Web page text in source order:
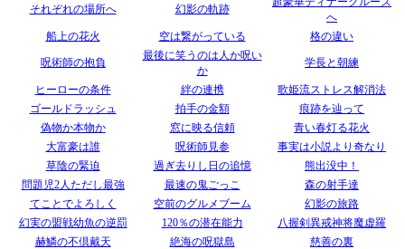
それぞれの場所へ 幻影の軌跡
へ
船上の花火
空は繋がっている 格の違い
呪術師の抱負
最後に笑うのは人か呪い
か
学長と朝練
ヒーローの条件 絆の連携
歌姫流ストレス解消法
ゴールドラッシュ
拍手の金額
痕跡を辿って
偽物か本物か
窓に映る信頼
青い春灯る花火
大富豪は誰
呪術師見参
事実は小説より奇なり
草陰の緊迫
過ぎ去りし日の追憶
熊出没中！
問題児2人ただし最強
最速の鬼ごっこ
森の射手達
てことでよろしく
空前のグルメブーム
幻影の旅路
幻実の盟戦幼魚の逆罰
120％の潜在能力
八握剣異戒神将魔虚羅
赫鱗の不倶戴天
絶海の呪獄島
慈善の裏